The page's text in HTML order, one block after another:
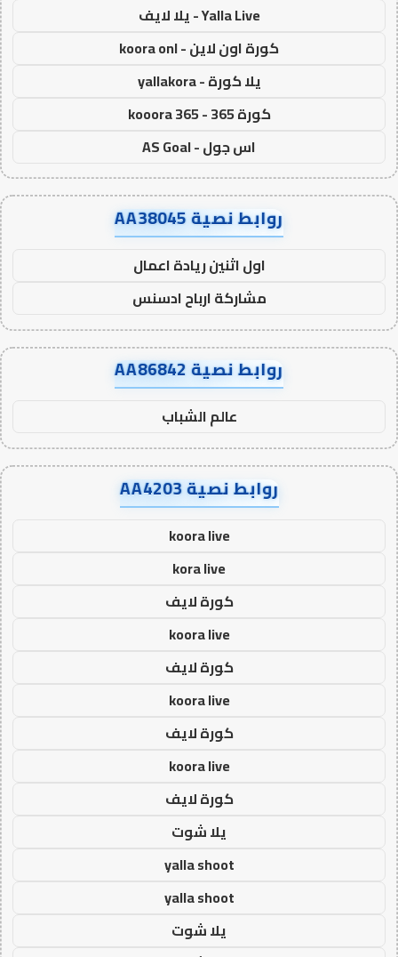
Yalla Live - يلا لايف
كورة اون لاين - koora onl
يلا كورة - yallakora
كورة 365 - kooora 365
اس جول - AS Goal
روابط نصية AA38045
اول اثنين ريادة اعمال
مشاركة ارباح ادسنس
روابط نصية AA86842
عالم الشباب
روابط نصية AA4203
koora live
kora live
كورة لايف
koora live
كورة لايف
koora live
كورة لايف
koora live
كورة لايف
يلا شوت
yalla shoot
yalla shoot
يلا شوت